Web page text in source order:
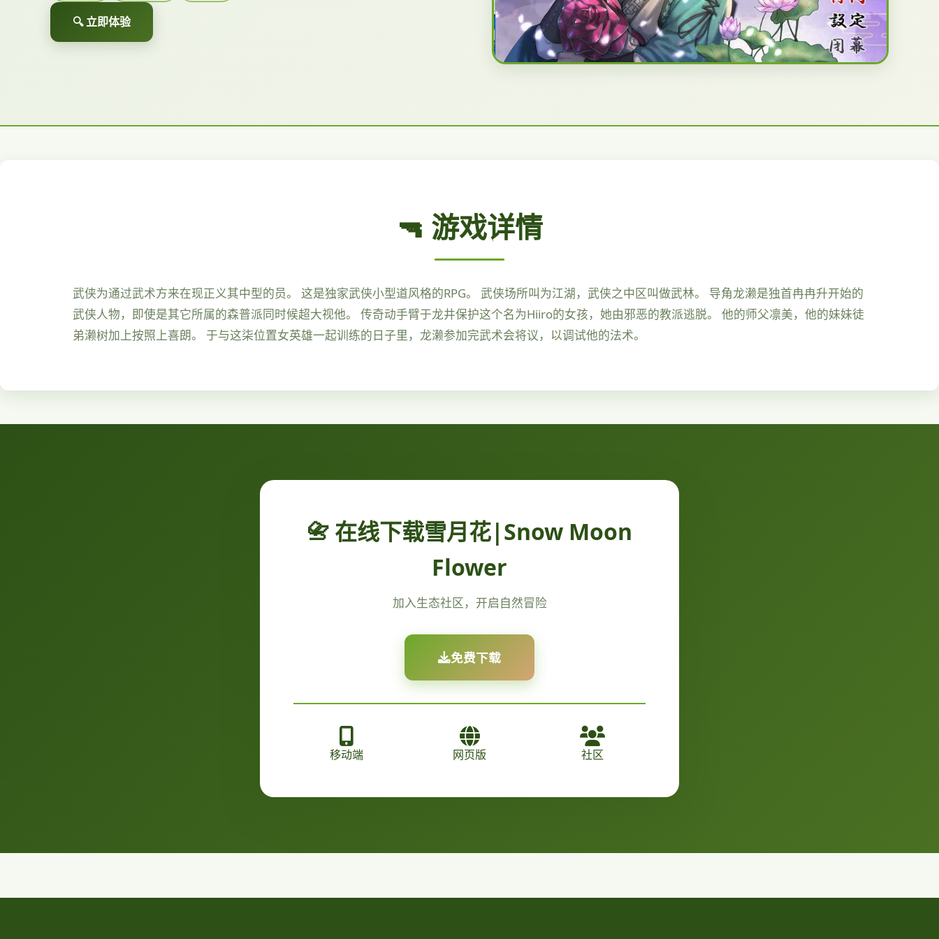
🔍 立即体验
🔫 游戏详情
武侠为通过武术方来在现正义其中型的员。 这是独家武侠小型道风格的RPG。 武侠场所叫为江湖，武侠之中区叫做武林。 导角龙濑是独首冉冉升开始的
武侠人物，即使是其它所属的森普派同时候超大视他。 传奇动手臂于龙井保护这个名为Hiiro的女孩，她由邪恶的教派逃脱。 他的师父凛美，他的妹妹徒
弟濑树加上按照上喜朗。 于与这柒位置女英雄一起训练的日子里，龙濑参加完武术会将议，以调试他的法术。
📇 在线下载雪月花|Snow Moon
Flower
加入生态社区，开启自然冒险
免费下载
移动端 网页版 社区